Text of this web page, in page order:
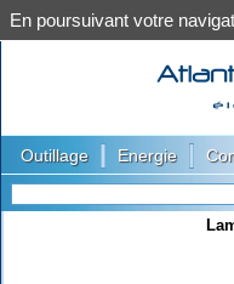
Outillage Energie
En poursuivant votre